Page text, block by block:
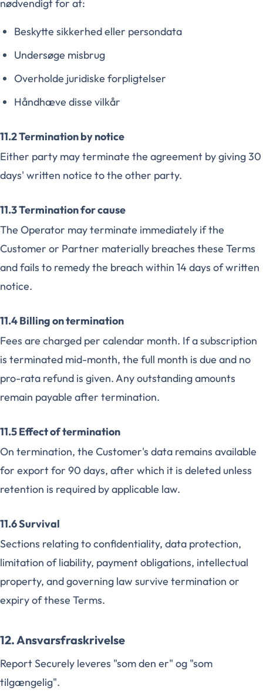
nødvendigt for at:
Beskytte sikkerhed eller persondata
Undersøge misbrug
Overholde juridiske forpligtelser
Håndhæve disse vilkår
11.2 Termination by notice
Either party may terminate the agreement by giving 30
days' written notice to the other party.
11.3 Termination for cause
The Operator may terminate immediately if the
Customer or Partner materially breaches these Terms
and fails to remedy the breach within 14 days of written
notice.
11.4 Billing on termination
Fees are charged per calendar month. If a subscription
is terminated mid-month, the full month is due and no
pro-rata refund is given. Any outstanding amounts
remain payable after termination.
11.5 Effect of termination
On termination, the Customer's data remains available
for export for 90 days, after which it is deleted unless
retention is required by applicable law.
11.6 Survival
Sections relating to confidentiality, data protection,
limitation of liability, payment obligations, intellectual
property, and governing law survive termination or
expiry of these Terms.
12. Ansvarsfraskrivelse
Report Securely leveres "som den er" og "som
tilgængelig".